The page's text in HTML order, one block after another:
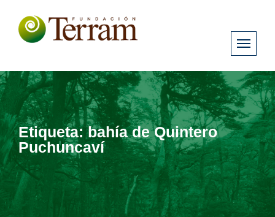
Etiqueta:bahía de Quintero
Puchuncaví